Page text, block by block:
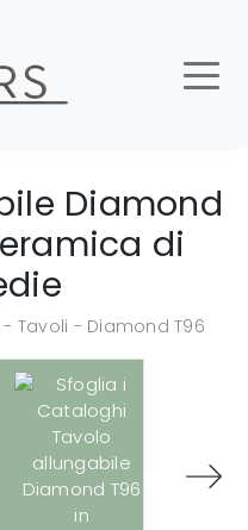
Diamond
di
- Tavoli - Diamond T96